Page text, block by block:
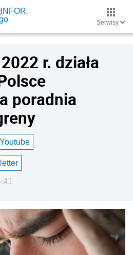
Serwisy
r. działa
poradnia